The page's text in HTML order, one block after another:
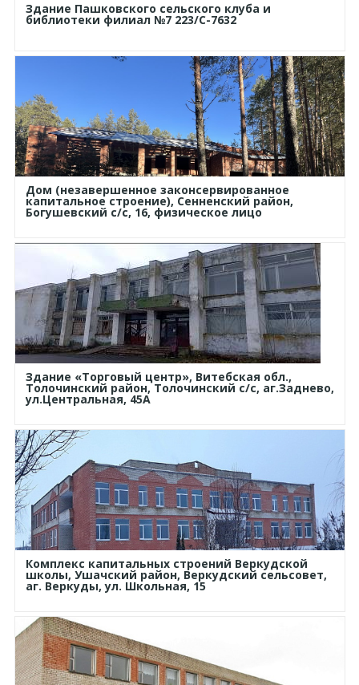
Здание Пашковского сельского клуба и
библиотеки филиал №7 223/С-7632
Дом (незавершенное законсервированное
капитальное строение), Сенненский район,
Богушевский с/с, 16, физическое лицо
Здание «Торговый центр», Витебская обл.,
Толочинский район, Толочинский с/с, аг.Заднево,
ул.Центральная, 45А
Комплекс капитальных строений Веркудской
школы, Ушачский район, Веркудский сельсовет,
аг. Веркуды, ул. Школьная, 15